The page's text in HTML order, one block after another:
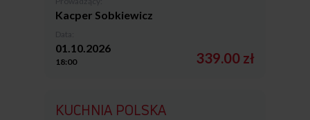
Kacper Sobkiewicz
01.10.2026
18:00 339.00 zł
KUCHNIA POLSKA